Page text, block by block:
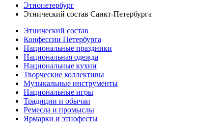
Этнопетербург
Этнический состав Санкт-Петербурга
Этнический состав
Конфессии Петербурга
Национальные праздники
Национальная одежда
Национальные кухни
Творческие коллективы
Музыкальные инструменты
Национальные игры
Традиции и обычаи
Ремесла и промыслы
Ярмарки и этнофесты